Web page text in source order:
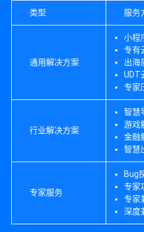
类型 服务
通用解决方案
小程
专有
出海
UDT
专家
行业解决方案
智慧
游戏
金融
智慧
专家服务
Bug
专家
专家
深度